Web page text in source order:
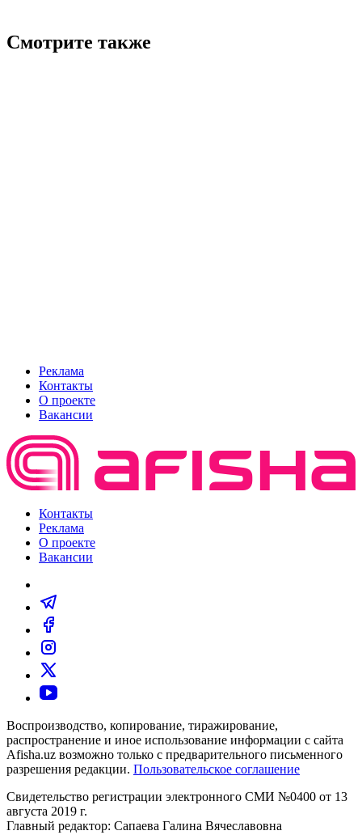
Смотрите также
Реклама
Контакты
О проекте
Вакансии
Контакты
Реклама
О проекте
Вакансии
Воспроизводство, копирование, тиражирование,
распространение и иное использование информации с сайта
Afisha.uz возможно только с предварительного письменного
разрешения редакции. Пользовательское соглашение
Свидетельство регистрации электронного СМИ №0400 от 13
августа 2019 г.
Главный редактор: Сапаева Галина Вячеславовна